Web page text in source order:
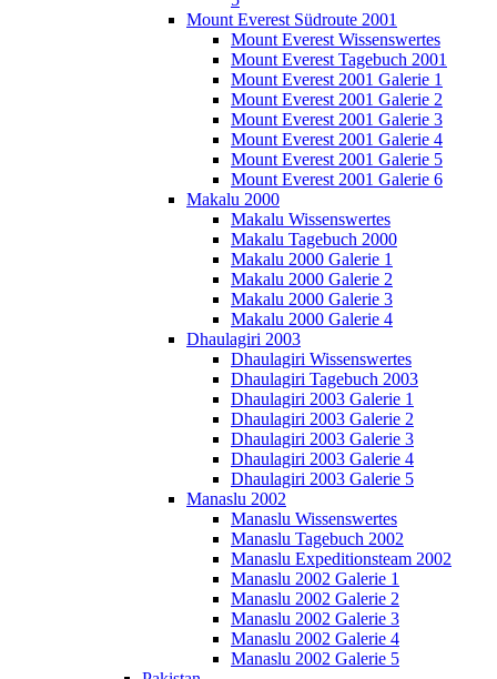
Mount Everest Südroute 2001
Mount Everest Wissenswertes
Mount Everest Tagebuch 2001
Mount Everest 2001 Galerie 1
Mount Everest 2001 Galerie 2
Mount Everest 2001 Galerie 3
Mount Everest 2001 Galerie 4
Mount Everest 2001 Galerie 5
Mount Everest 2001 Galerie 6
Makalu 2000
Makalu Wissenswertes
Makalu Tagebuch 2000
Makalu 2000 Galerie 1
Makalu 2000 Galerie 2
Makalu 2000 Galerie 3
Makalu 2000 Galerie 4
Dhaulagiri 2003
Dhaulagiri Wissenswertes
Dhaulagiri Tagebuch 2003
Dhaulagiri 2003 Galerie 1
Dhaulagiri 2003 Galerie 2
Dhaulagiri 2003 Galerie 3
Dhaulagiri 2003 Galerie 4
Dhaulagiri 2003 Galerie 5
Manaslu 2002
Manaslu Wissenswertes
Manaslu Tagebuch 2002
Manaslu Expeditionsteam 2002
Manaslu 2002 Galerie 1
Manaslu 2002 Galerie 2
Manaslu 2002 Galerie 3
Manaslu 2002 Galerie 4
Manaslu 2002 Galerie 5